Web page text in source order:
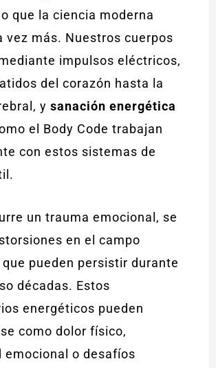
que la ciencia moderna
vez más. Nuestros cuerpos
impulsos eléctricos,
del corazón hasta la
ysanación energética
el Body Code trabajan
con estos sistemas de
un trauma emocional, se
en el campo
pueden persistir durante
décadas. Estos
energéticos pueden
como dolor físico,
emocional o desafíos